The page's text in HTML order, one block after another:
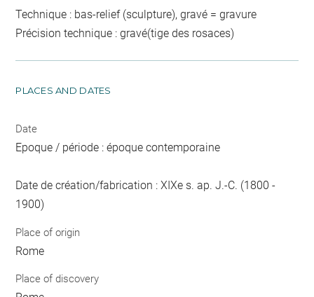
Technique : bas-relief (sculpture), gravé = gravure
Précision technique : gravé(tige des rosaces)
PLACES AND DATES
Date
Epoque / période : époque contemporaine
Date de création/fabrication : XIXe s. ap. J.-C. (1800 -
1900)
Place of origin
Rome
Place of discovery